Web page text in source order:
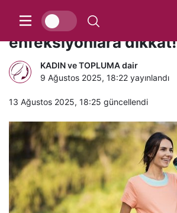
Yazın hamilelerde bu
enfeksiyonlara dikkat!
KADIN ve TOPLUMA dair
9 Ağustos 2025, 18:22 yayınlandı
13 Ağustos 2025, 18:25 güncellendi